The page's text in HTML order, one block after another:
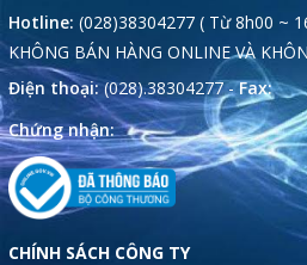
Hotline: (028)38304277 ( Từ 8h00 ~
KHÔNG BÁN HÀNG ONLINE VÀ
Điện thoại:(028).38304277 -Fax:
Chứng nhận:
CHÍNH SÁCH CÔNG TY